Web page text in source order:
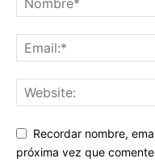
Recordar nombre,
próxima vez que comente